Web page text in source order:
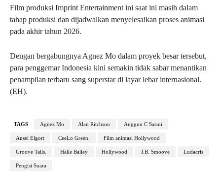
Film produksi Imprint Entertainment ini saat ini masih dalam
tahap produksi dan dijadwalkan menyelesaikan proses animasi
pada akhir tahun 2026.
Dengan bergabungnya Agnez Mo dalam proyek besar tersebut,
para penggemar Indonesia kini semakin tidak sabar menantikan
penampilan terbaru sang superstar di layar lebar internasional.
(EH).
TAGS Agnez Mo Alan Ritchson Anggun C Sasmi
Ansel Elgort CeeLo Green. Film animasi Hollywood
Groove Tails. Halle Bailey Hollywood J.B. Smoove Ludacris
Pengisi Suara